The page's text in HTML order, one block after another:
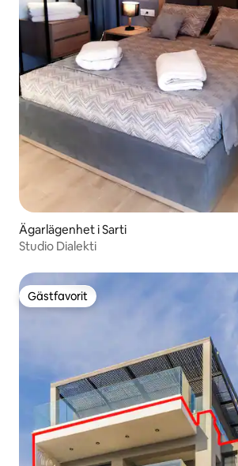
Ägarlägenhet i Sarti
Studio Dialekti
Gästfavorit
Gästfavorit